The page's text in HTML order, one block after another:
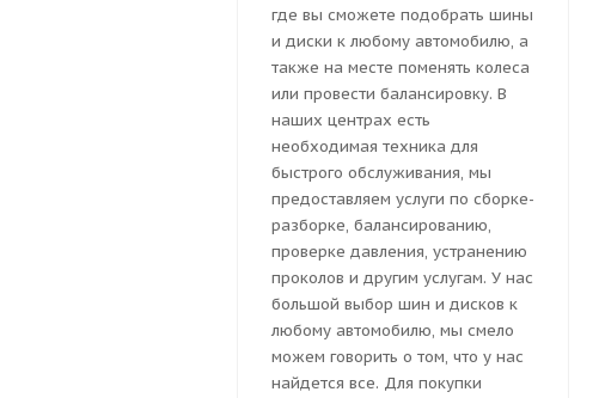
где вы сможете подобрать шины
и диски к любому автомобилю, а
также на месте поменять колеса
или провести балансировку. В
наших центрах есть
необходимая техника для
быстрого обслуживания, мы
предоставляем услуги по сборке-
разборке, балансированию,
проверке давления, устранению
проколов и другим услугам. У нас
большой выбор шин и дисков к
любому автомобилю, мы смело
можем говорить о том, что у нас
найдется все. Для покупки